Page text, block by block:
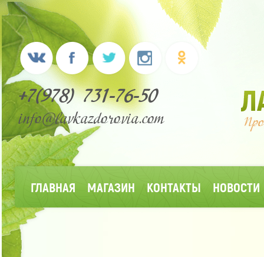
+7(978) 731-76-50
info@lavkazdorovia.com
ГЛАВНАЯ МАГАЗИН КОНТАКТЫ НОВОСТИ